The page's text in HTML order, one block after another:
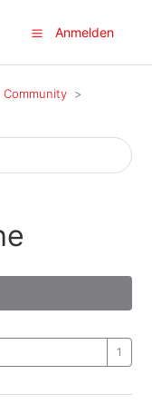
Anmelden
Community